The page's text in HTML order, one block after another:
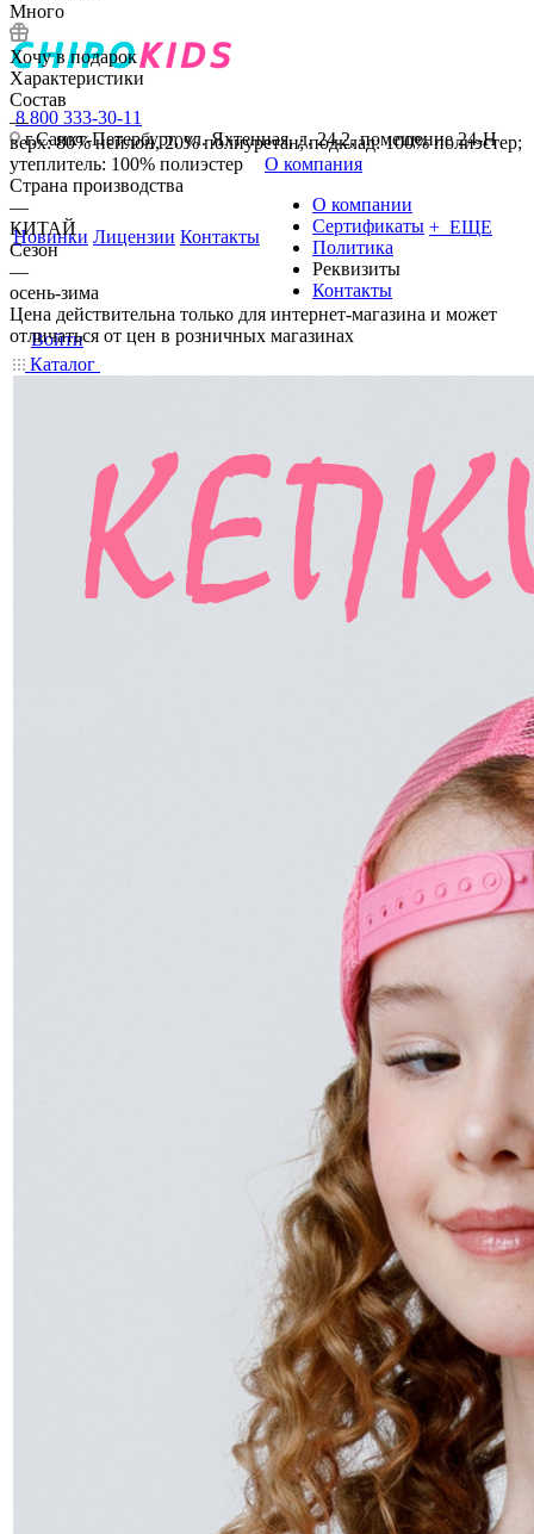
8 800 333-30-11
г.Санкт-Петербург, ул. Яхтенная, д. 24.2, помещение 24-Н
Новинки Лицензии Контакты
О компания
О компании
Сертификаты
Политика
Реквизиты
Контакты
+ ЕЩЕ
Войти
Каталог
Много
Хочу в подарок
Характеристики
Состав
—
верх: 80% нейлон, 20% полиуретан; подклад: 100% полиэстер;
утеплитель: 100% полиэстер
Страна производства
—
КИТАЙ
Сезон
—
осень-зима
Цена действительна только для интернет-магазина и может
отличаться от цен в розничных магазинах